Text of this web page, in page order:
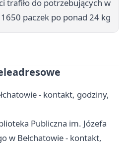
trafiło do potrzebujących w
1650 paczek po ponad 24 kg
- kontakt, godziny,
Publiczna im. Józefa
w Bełchatowie - kontakt,